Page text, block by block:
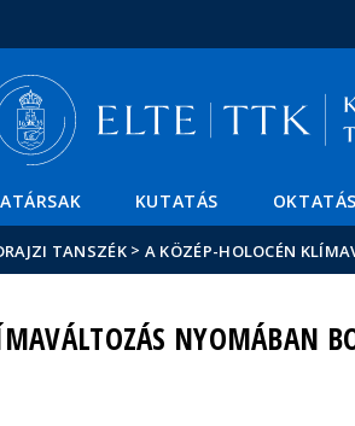
KUTATÁS OKTATÁS
TANSZÉK > A KÖZÉP-HOLOCÉN
NYOMÁBAN